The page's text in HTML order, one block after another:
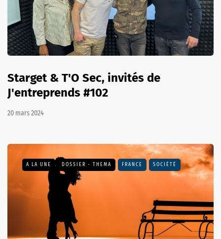
Starget & T'O Sec, invités de
J'entreprends #102
20 mars 2024
A LA UNE DOSSIER - THEMA FRANCE SOCIÉTÉ